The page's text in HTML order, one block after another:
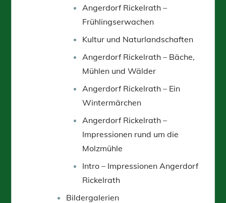
Angerdorf Rickelrath –
Frühlingserwachen
Kultur und Naturlandschaften
Angerdorf Rickelrath – Bäche,
Mühlen und Wälder
Angerdorf Rickelrath – Ein
Wintermärchen
Angerdorf Rickelrath –
Impressionen rund um die
Molzmühle
Intro – Impressionen Angerdorf
Rickelrath
Bildergalerien